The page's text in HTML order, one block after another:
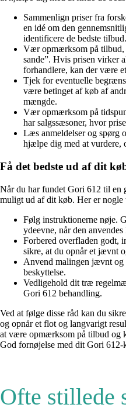
Sammenlign priser fra
en idé om den
identificere de bedste tilbud.
Vær opmærksom på tilbud,
sande”. Hvis prisen virker
forhandlere, kan der være
Tjek for eventuelle
være betinget af køb af
mængde.
Vær opmærksom på
har salgssæsoner, hvor
Læs anmeldelser og spørg
hjælpe dig med at vurdere,
Få det bedste ud af dit
Når du har fundet Gori 612 til en
muligt ud af dit køb. Her er nogle
Følg instruktionerne nøje.
ydeevne, når den
Forbered overfladen godt,
sikre, at du opnår et jævnt
Anvend malingen jævnt
beskyttelse.
Vedligehold dit træ
Gori 612 behandling.
Ved at følge disse råd kan du
og opnår et flot og langvarigt
at være opmærksom på tilbud og
God fornøjelse med dit Gori 612-
Ofte stillede